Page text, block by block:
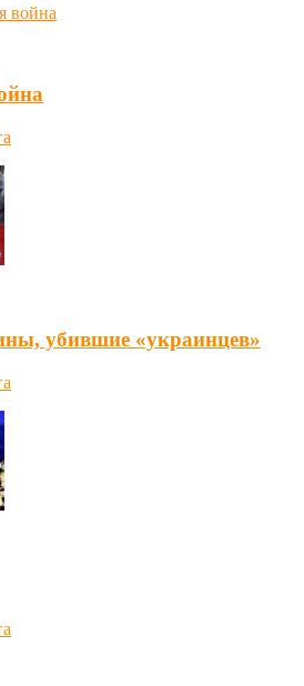
убившие «украинцев»